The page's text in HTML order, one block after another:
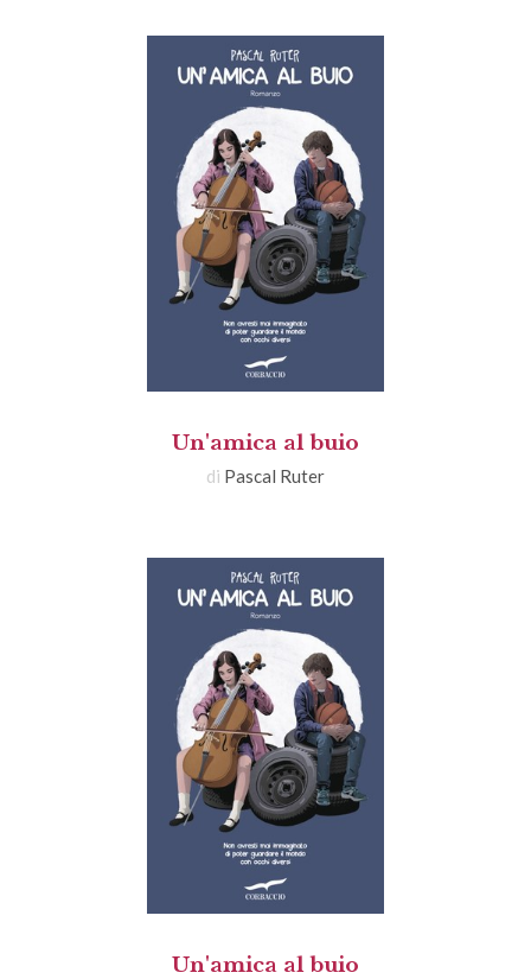
Un'amica al buio
di Pascal Ruter
Un'amica al buio